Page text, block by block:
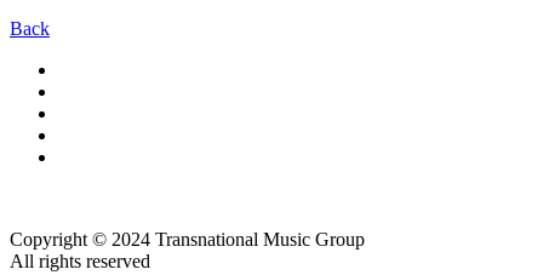
Back
Copyright © 2024 Transnational Music Group
All rights reserved